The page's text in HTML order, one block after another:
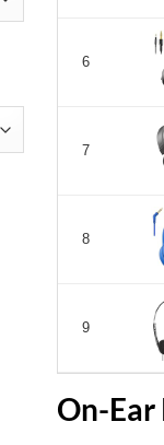
6
7
8
9
On-